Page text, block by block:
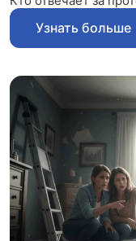
Узнать больше